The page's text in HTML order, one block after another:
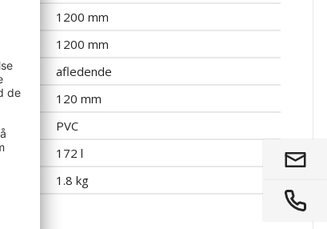
1200 mm
1200 mm
afledende
120 mm
PVC
172 l
1.8 kg